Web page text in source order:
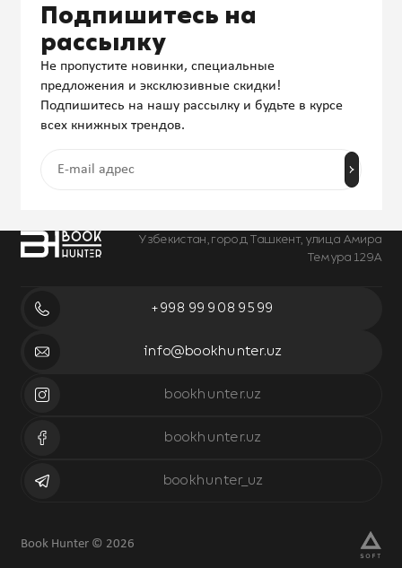
Узбекистан, город Ташкент, улица Амира
Темура 129А
+998 99 908 95 99
info@bookhunter.uz
bookhunter.uz
bookhunter.uz
bookhunter_uz
Подпишитесь на
рассылку
Не пропустите новинки, специальные
предложения и эксклюзивные скидки!
Подпишитесь на нашу рассылку и будьте в курсе
всех книжных трендов.
Book Hunter © 2026